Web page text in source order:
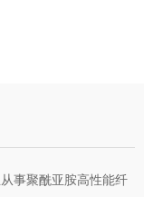
事聚酰亚胺高性能纤